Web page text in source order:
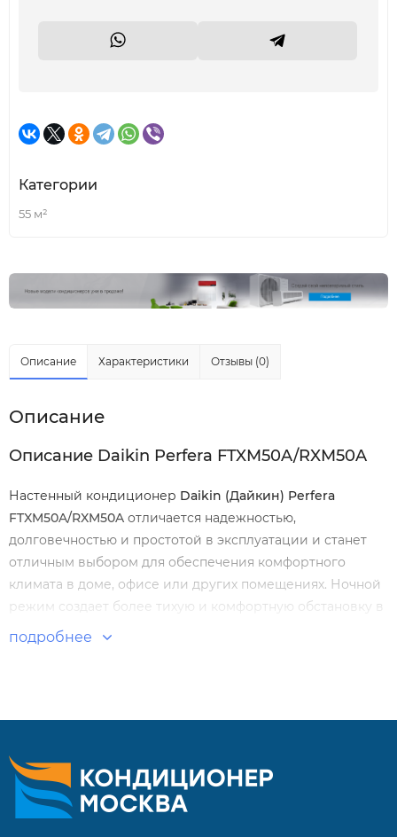
Категории
55 м²
Описание Характеристики Отзывы (0)
Описание
Описание Daikin Perfera FTXM50A/RXM50A
Настенный кондиционер Daikin (Дайкин) Perfera
FTXM50A/RXM50A отличается надежностью,
долговечностью и простотой в эксплуатации и станет
отличным выбором для обеспечения комфортного
климата в доме, офисе или других помещениях. Ночной
режим создает более тихую и комфортную обстановку в
помещении на протяжении ночи.
Программная осушка воздуха
Источник стримерного разряда
подробнее